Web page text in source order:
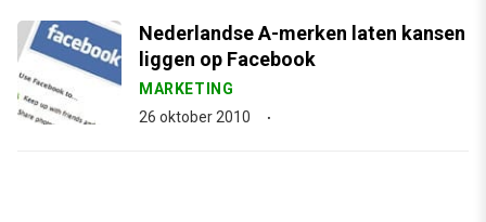
Nederlandse A-merken laten kansen
liggen op Facebook
MARKETING
26 oktober 2010